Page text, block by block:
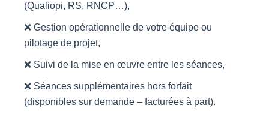
(Qualiopi, RS, RNCP…),
❌ Gestion opérationnelle de votre équipe ou
pilotage de projet,
❌ Suivi de la mise en œuvre entre les séances,
❌ Séances supplémentaires hors forfait
(disponibles sur demande – facturées à part).